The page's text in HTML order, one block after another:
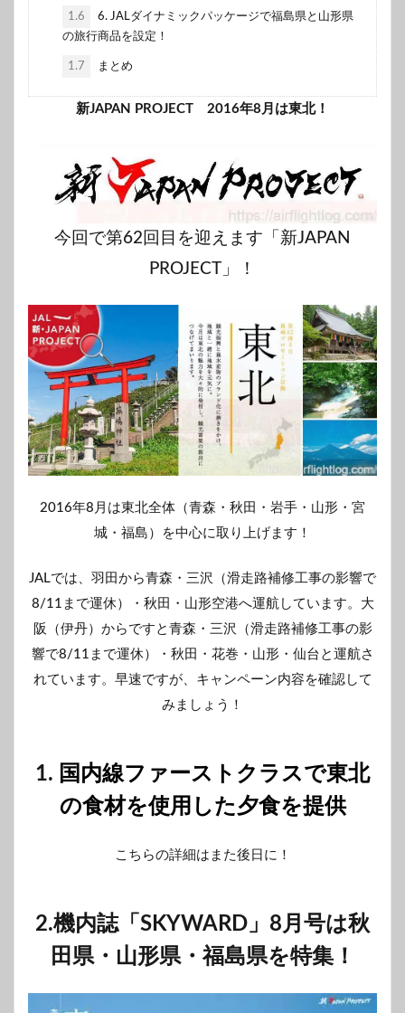
1.6
6. JALダイナミックパッケージで福島県と山形県
の旅行商品を設定！
1.7 まとめ
新JAPAN PROJECT 2016年8月は東北！
今回で第62回目を迎えます「新JAPAN
PROJECT」！
2016年8月は東北全体（青森・秋田・岩手・山形・宮
城・福島）を中心に取り上げます！
JALでは、羽田から青森・三沢（滑走路補修工事の影響で
8/11まで運休）・秋田・山形空港へ運航しています。大
阪（伊丹）からですと青森・三沢（滑走路補修工事の影
響で8/11まで運休）・秋田・花巻・山形・仙台と運航さ
れています。早速ですが、キャンペーン内容を確認して
みましょう！
1. 国内線ファーストクラスで東北
の食材を使用した夕食を提供
こちらの詳細はまた後日に！
2.機内誌「 SKYWARD 」 8月号は秋
田県・山形県・福島県を特集！